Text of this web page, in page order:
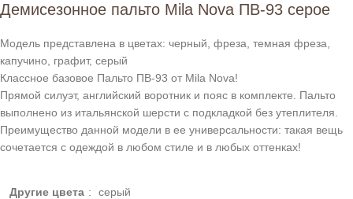
Демисезонное пальто Mila Nova ПВ-93 серое
Модель представлена в цветах: черный, фреза, темная фреза,
капучино, графит, серый
Классное базовое Пальто ПВ-93 от Mila Nova!
Прямой силуэт, английский воротник и пояс в комплекте. Пальто
выполнено из итальянской шерсти с подкладкой без утеплителя.
Преимущество данной модели в ее универсальности: такая вещь
сочетается с одеждой в любом стиле и в любых оттенках!
Другие цвета : серый